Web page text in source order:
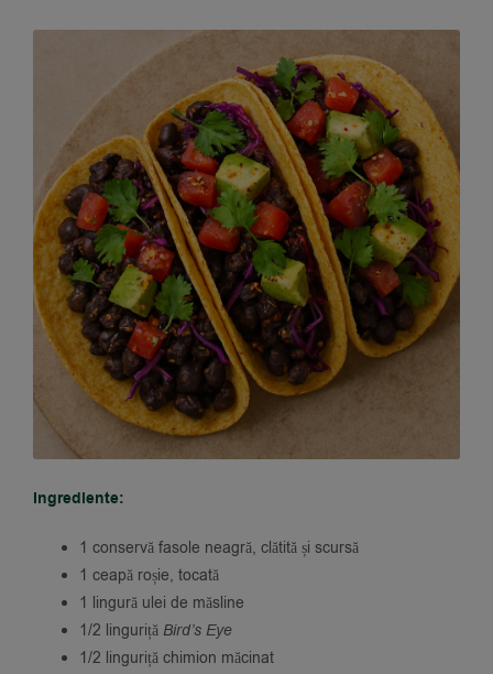
Ingrediente:
1 conservă fasole neagră, clătită și scursă
1 ceapă roșie, tocată
1 lingură ulei de măsline
1/2 linguriță Bird’s Eye
1/2 linguriță chimion măcinat